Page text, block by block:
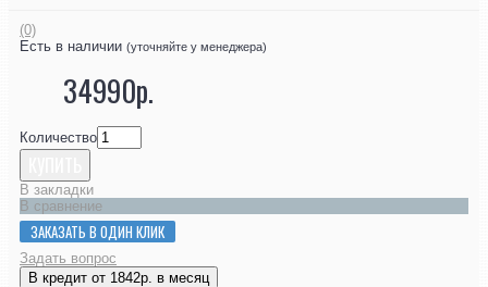
(0)
Есть в наличии (уточняйте у менеджера)
34990р.
Количество
В закладки
В сравнение
ЗАКАЗАТЬ В ОДИН КЛИК
Задать вопрос
В кредит от 1842р. в месяц